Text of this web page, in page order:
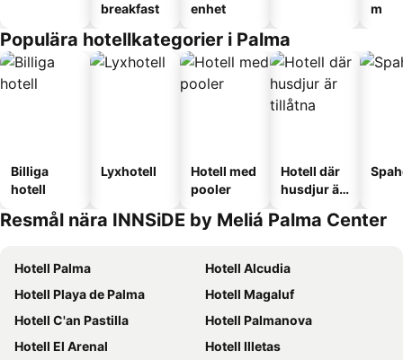
breakfast
enhet
m
Populära hotellkategorier i Palma
Billiga
hotell
Lyxhotell
Hotell med
pooler
Hotell där
husdjur är
Resmål nära INNSiDE by Meliá Palma Center
Hotell Palma
Hotell Alcudia
Hotell Playa de Palma
Hotell Magaluf
Hotell C'an Pastilla
Hotell Palmanova
Hotell El Arenal
Hotell Illetas